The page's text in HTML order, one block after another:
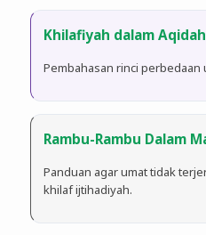
Khilafiyah dalam Aqidah
Pembahasan rinci perbedaan
Rambu-Rambu Dalam
Panduan agar umat tidak
khilaf ijtihadiyah.